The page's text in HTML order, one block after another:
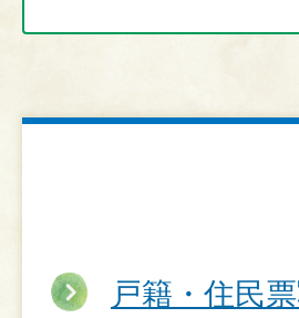
戸籍・住民